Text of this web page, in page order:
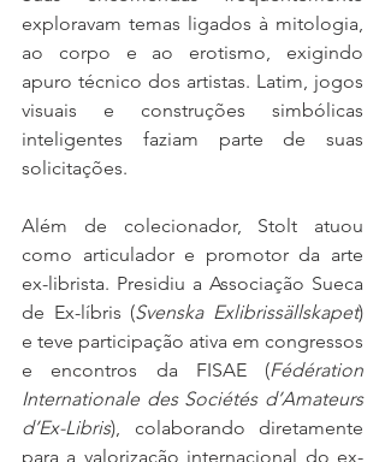
exploravam temas ligados à mitologia,
ao corpo e ao erotismo, exigindo
apuro técnico dos artistas. Latim, jogos
visuais e construções simbólicas
inteligentes faziam parte de suas
solicitações.
Além de colecionador, Stolt atuou
como articulador e promotor da arte
ex-librista. Presidiu a Associação Sueca
de Ex-líbris (Svenska Exlibrissällskapet)
e teve participação ativa em congressos
e encontros da FISAE (Fédération
Internationale des Sociétés d’Amateurs
d’Ex-Libris), colaborando diretamente
para a valorização internacional do ex-